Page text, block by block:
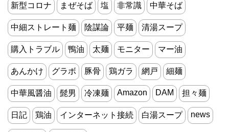
新型コロナ まぜそば 塩 非常識 中華そば
中細ストレート麺 陰謀論 平麺 清湯スープ
購入トラブル 鴨油 太麺 モニター マー油
あんかけ グラボ 豚骨 鶏ガラ 網戸 細麺
中華風醤油 髭男 冷凍麺 Amazon DAM 担々麺
日記 鶏油 インターネット接続 白湯スープ news